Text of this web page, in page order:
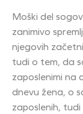
Moški del
zanimivo
njegovih
tudi o tem, da
zaposlenimi na
dnevu žena, o
zaposlenih,